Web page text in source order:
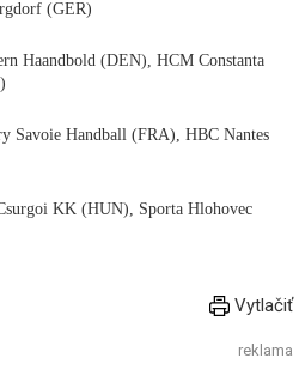
(GER)
Haandbold (DEN), HCM Constanta
Savoie Handball (FRA), HBC Nantes
KK (HUN), Sporta Hlohovec
Vytlačiť
reklama